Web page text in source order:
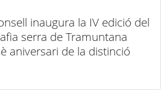
inaugura la IV edició del
serra de Tramuntana
aniversari de la distinció